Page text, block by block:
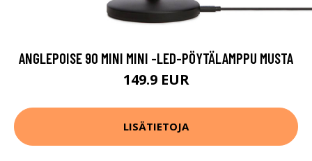
ANGLEPOISE 90 MINI MINI -LED-PÖYTÄLAMPPU MUSTA
149.9 EUR
LISÄTIETOJA